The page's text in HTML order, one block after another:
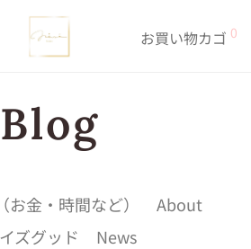
お買い物カゴ 0
金・時間など）
About
ズグッド
News